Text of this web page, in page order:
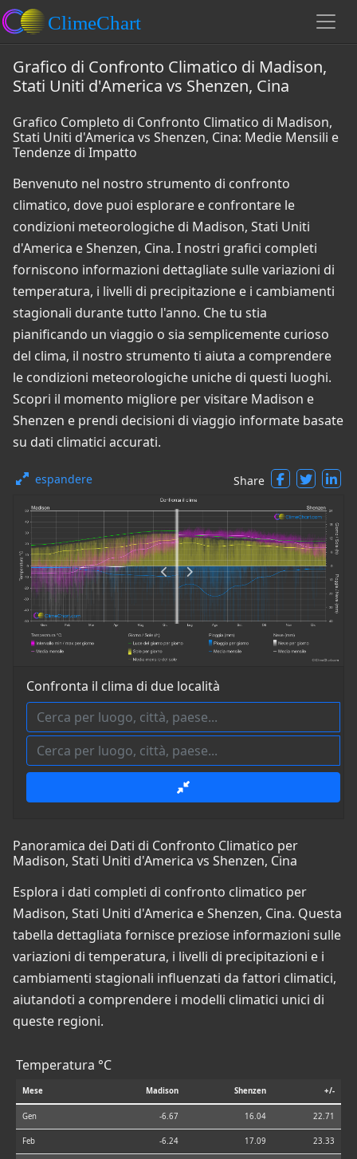
Grafico di Confronto Climatico di Madison,
Stati Uniti d'America vs Shenzen, Cina
Grafico Completo di Confronto Climatico di Madison,
Stati Uniti d'America vs Shenzen, Cina: Medie Mensili e
Tendenze di Impatto
Benvenuto nel nostro strumento di confronto
climatico, dove puoi esplorare e confrontare le
condizioni meteorologiche di Madison, Stati Uniti
d'America e Shenzen, Cina. I nostri grafici completi
forniscono informazioni dettagliate sulle variazioni di
temperatura, i livelli di precipitazione e i cambiamenti
stagionali durante tutto l'anno. Che tu stia
pianificando un viaggio o sia semplicemente curioso
del clima, il nostro strumento ti aiuta a comprendere
le condizioni meteorologiche uniche di questi luoghi.
Scopri il momento migliore per visitare Madison e
Shenzen e prendi decisioni di viaggio informate basate
su dati climatici accurati.
espandere Share
Confronta il clima di due località
Panoramica dei Dati di Confronto Climatico per
Madison, Stati Uniti d'America vs Shenzen, Cina
Esplora i dati completi di confronto climatico per
Madison, Stati Uniti d'America e Shenzen, Cina. Questa
tabella dettagliata fornisce preziose informazioni sulle
variazioni di temperatura, i livelli di precipitazioni e i
cambiamenti stagionali influenzati da fattori climatici,
aiutandoti a comprendere i modelli climatici unici di
queste regioni.
Temperatura °C
Mese Madison Shenzen +/-
Gen -6.67 16.04 22.71
Feb -6.24 17.09 23.33